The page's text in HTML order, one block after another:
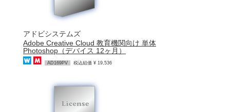
アドビシステムズ
Adobe Creative Cloud 教育機関向け 単体
Photoshop（デバイス 12ヶ月）
AD169PV 税込組価 ¥ 19,536